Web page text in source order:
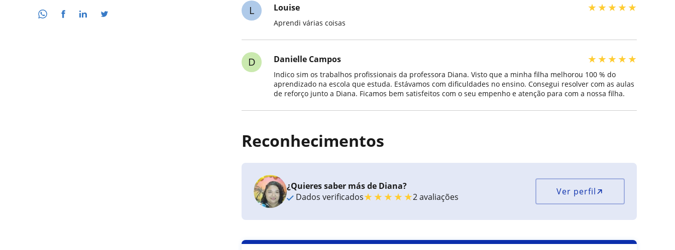
L Louise ★★★★★
Aprendi várias coisas
D Danielle Campos ★★★★★
Indico sim os trabalhos profissionais da professora Diana. Visto que a minha filha melhorou 100 % do
aprendizado na escola que estuda. Estávamos com dificuldades no ensino. Consegui resolver com as aulas
de reforço junto a Diana. Ficamos bem satisfeitos com o seu empenho e atenção para com a nossa filha.
Reconhecimentos
¿Quieres saber más de Diana?
Dados verificados★★★★★2 avaliações Ver perfil